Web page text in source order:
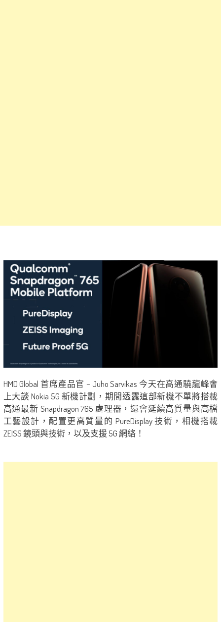
HMD Global 首席產品官 – Juho Sarvikas 今天在高通驍龍峰會
上大談 Nokia 5G 新機計劃，期間透露這部新機不單將搭載
高通最新 Snapdragon 765 處理器，還會延續高質量與高檔
工藝設計，配置更高質量的 PureDisplay 技術，相機搭載
ZEISS 鏡頭與技術，以及支援 5G 網絡！